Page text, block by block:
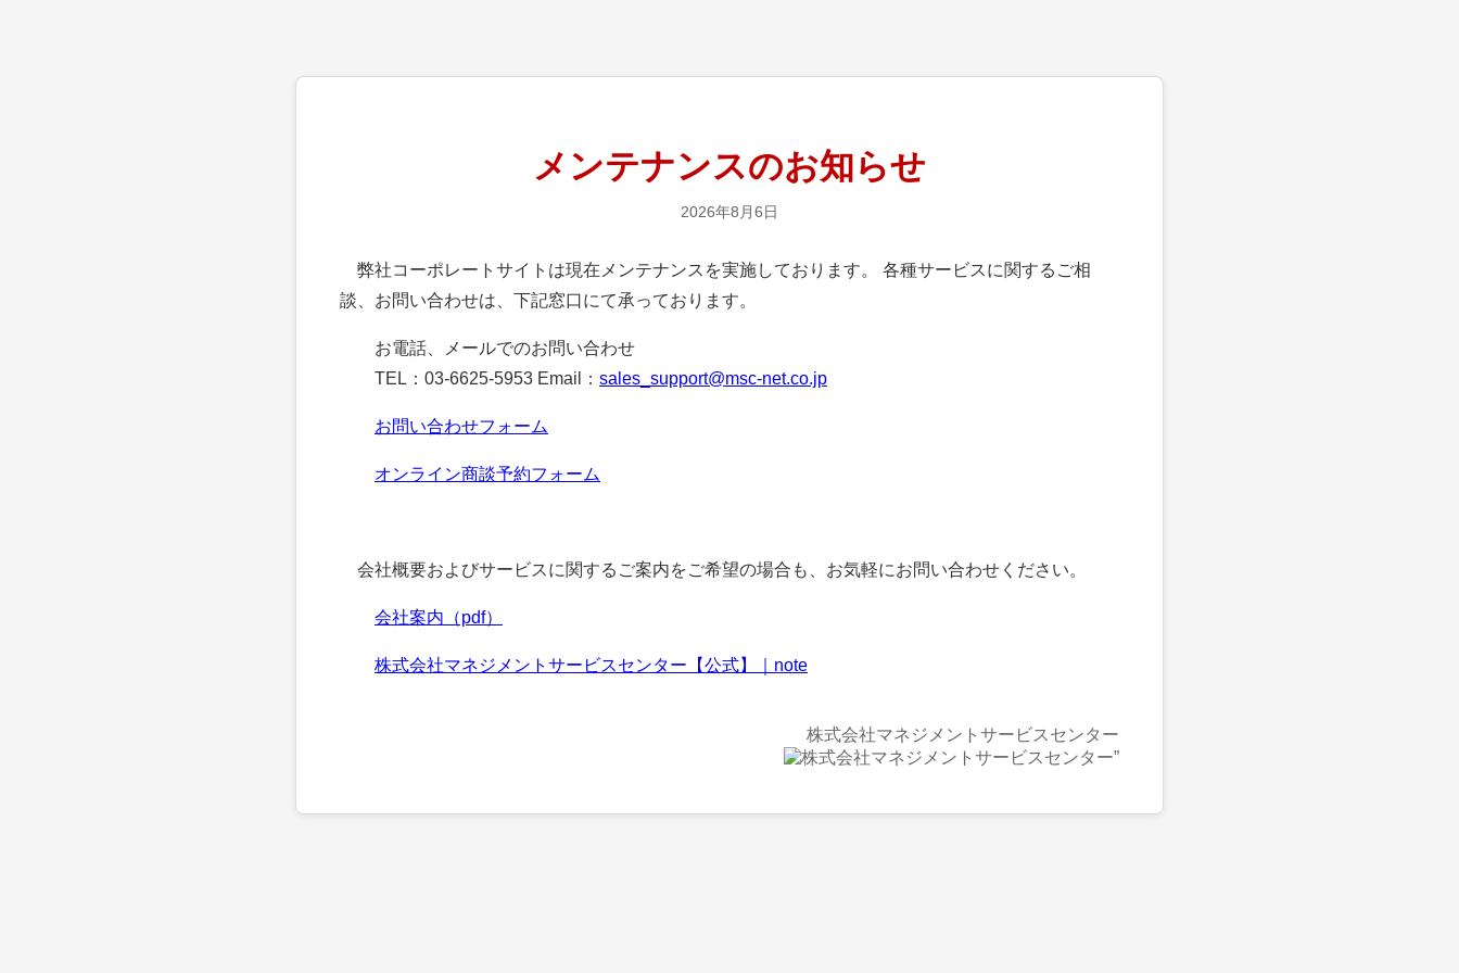
メンテナンスのお知らせ
2026年8月6日
弊社コーポレートサイトは現在メンテナンスを実施しております。 各種サービスに関するご相
談、お問い合わせは、下記窓口にて承っております。
お電話、メールでのお問い合わせ
TEL：03-6625-5953 Email： sales_support@msc-net.co.jp
お問い合わせフォーム
オンライン商談予約フォーム
会社概要およびサービスに関するご案内をご希望の場合も、お気軽にお問い合わせください。
会社案内（pdf）
株式会社マネジメントサービスセンター【公式】｜note
株式会社マネジメントサービスセンター